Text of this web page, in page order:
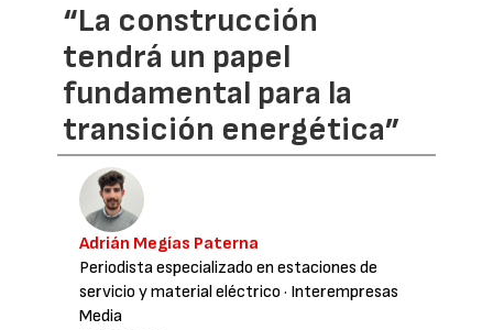
“La construcción
tendrá un papel
fundamental para la
transición energética”
Adrián Megías Paterna
Periodista especializado en estaciones de
servicio y material eléctrico · Interempresas
Media